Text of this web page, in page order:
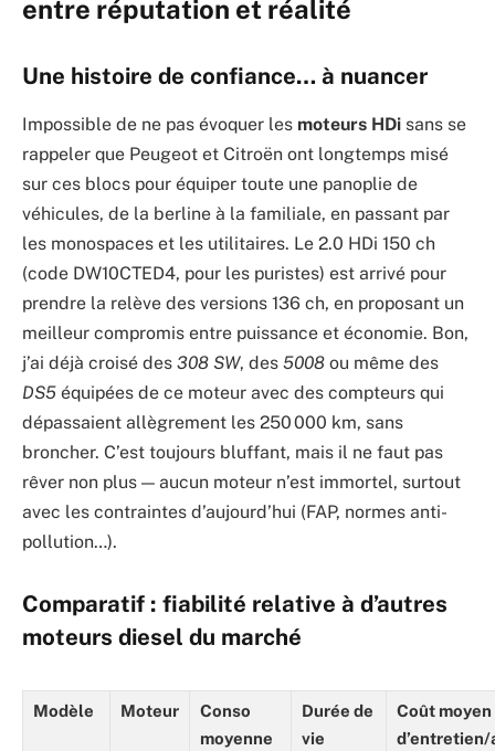
entre réputation et réalité
Une histoire de confiance… à nuancer
Impossible de ne pas évoquer les moteurs HDi sans se
rappeler que Peugeot et Citroën ont longtemps misé
sur ces blocs pour équiper toute une panoplie de
véhicules, de la berline à la familiale, en passant par
les monospaces et les utilitaires. Le 2.0 HDi 150 ch
(code DW10CTED4, pour les puristes) est arrivé pour
prendre la relève des versions 136 ch, en proposant un
meilleur compromis entre puissance et économie. Bon,
j’ai déjà croisé des 308 SW, des 5008 ou même des
DS5 équipées de ce moteur avec des compteurs qui
dépassaient allègrement les 250 000 km, sans
broncher. C’est toujours bluffant, mais il ne faut pas
rêver non plus — aucun moteur n’est immortel, surtout
avec les contraintes d’aujourd’hui (FAP, normes anti-
pollution…).
Comparatif : fiabilité relative à d’autres
moteurs diesel du marché
Modèle Moteur
Conso
moyenne
Durée de
vie
Coût moyen
d’entretien/